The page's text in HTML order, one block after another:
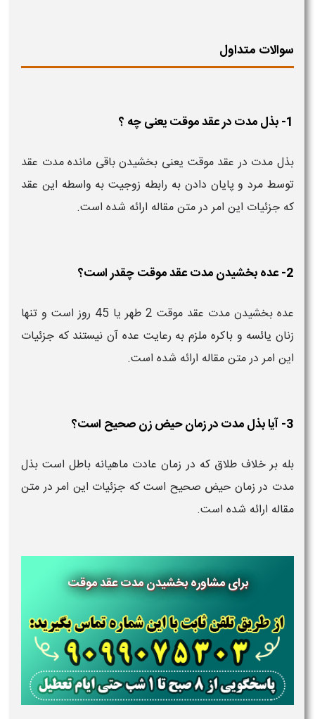
سوالات متداول
1- بذل مدت در عقد موقت یعنی چه ؟
بذل مدت در عقد موقت یعنی بخشیدن باقی مانده مدت عقد
توسط مرد و پایان دادن به رابطه زوجیت به واسطه این عقد
که جزئیات این امر در متن مقاله ارائه شده است.
2- عده بخشیدن مدت عقد موقت چقدر است؟
عده بخشیدن مدت عقد موقت 2 طهر یا 45 روز است و تنها
زنان یائسه و باکره ملزم به رعایت عده آن نیستند که جزئیات
این امر در متن مقاله ارائه شده است.
3- آیا بذل مدت در زمان حیض زن صحیح است؟
بله بر خلاف طلاق که در زمان عادت ماهیانه باطل است بذل
مدت در زمان حیض صحیح است که جزئیات این امر در متن
مقاله ارائه شده است.
برای مشاوره بخشیدن مدت عقد موقت